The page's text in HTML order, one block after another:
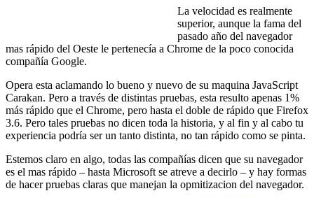
La velocidad es realmente
superior, aunque la fama del
pasado año del navegador
mas rápido del Oeste le pertenecía a Chrome de la poco conocida
compañía Google.
Opera esta aclamando lo bueno y nuevo de su maquina JavaScript
Carakan. Pero a través de distintas pruebas, esta resulto apenas 1%
más rápido que el Chrome, pero hasta el doble de rápido que Firefox
3.6. Pero tales pruebas no dicen toda la historia, y al fin y al cabo tu
experiencia podría ser un tanto distinta, no tan rápido como se pinta.
Estemos claro en algo, todas las compañías dicen que su navegador
es el mas rápido – hasta Microsoft se atreve a decirlo – y hay formas
de hacer pruebas claras que manejan la opmitizacion del navegador.